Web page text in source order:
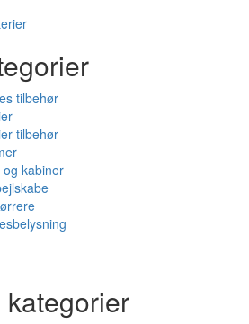
tilbehør
tilbehør
og kabiner
kategorier